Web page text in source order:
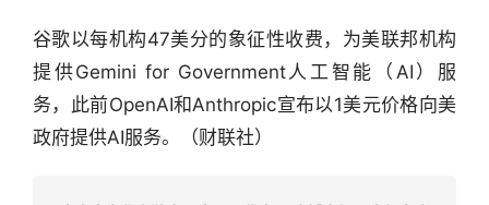
谷歌以每机构47美分的象征性收费，为美联邦机构
提供Gemini for Government人工智能（AI）服
务，此前OpenAI和Anthropic宣布以1美元价格向美
政府提供AI服务。（财联社）